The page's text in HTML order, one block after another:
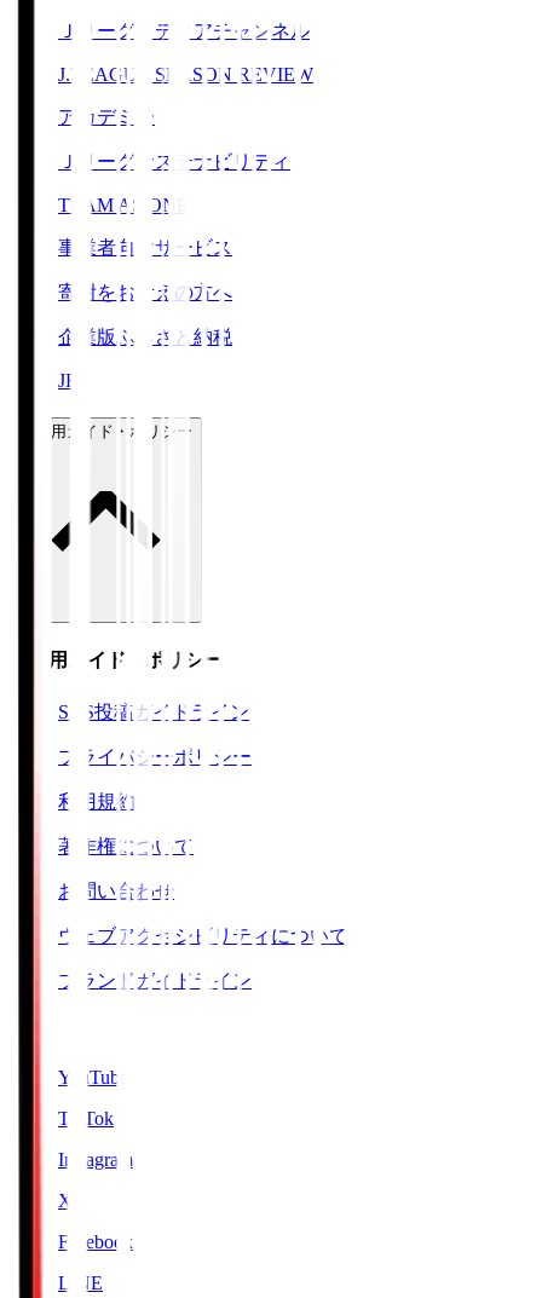
Ｊリーグメディアチャンネル
J.LEAGUE SEASON REVIEW
アカデミー
Ｊリーグサステナビリティ
TEAM AS ONE
事業者向けサービス
寄附をお考えの方へ
企業版ふるさと納税
JFA
ご利用ガイド・ポリシー
ご利用ガイド・ポリシー
SNS投稿ガイドライン
プライバシーポリシー
利用規約
著作権について
お問い合わせ
ウェブアクセシビリティについて
ブランドガイドライン
YouTube
TikTok
Instagram
X
Facebook
LINE